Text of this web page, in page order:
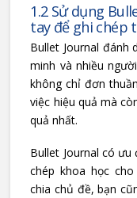
1.2 Sử dụng
tay để ghi chép
Bullet Journal đánh
minh và nhiều
không chỉ đơn
việc hiệu quả mà
quả nhất.
Bullet Journal có
chép khoa học
chia chủ đề, bạn